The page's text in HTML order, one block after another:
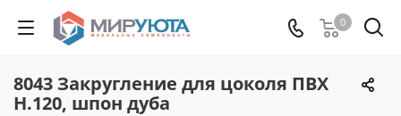
0
8043 Закругление для цоколя ПВХ
Н.120, шпон дуба